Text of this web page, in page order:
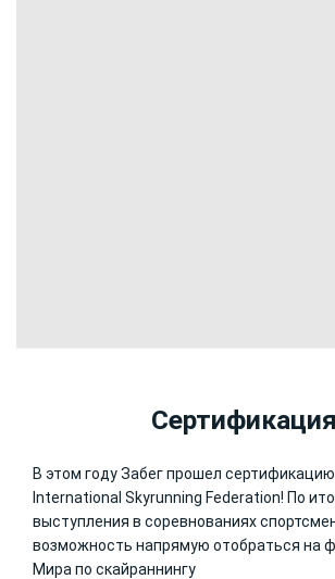
Сертификация
В этом году Забег прошел
International Skyrunning Federation! По
выступления в соревнованиях
возможность напрямую отобраться на
Мира по скайраннингу